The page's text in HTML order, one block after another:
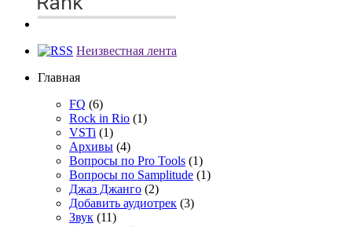
Неизвестная лента
Главная
FQ (6)
Rock in Rio (1)
VSTi (1)
Архивы (4)
Вопросы по Pro Tools (1)
Вопросы по Samplitude (1)
Джаз Джанго (2)
Добавить аудиотрек (3)
Звук (11)